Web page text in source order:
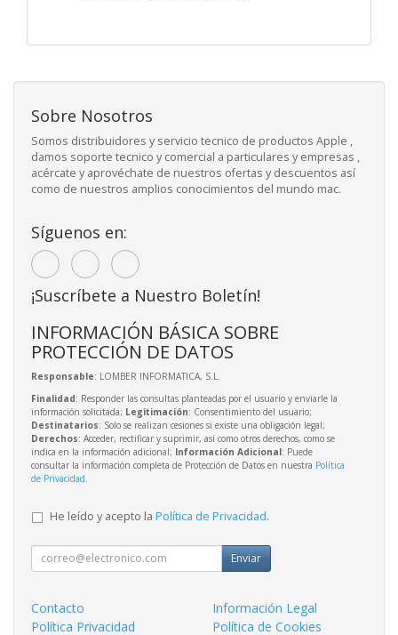
Sobre Nosotros
Somos distribuidores y servicio tecnico de productos Apple ,
damos soporte tecnico y comercial a particulares y empresas ,
acércate y aprovéchate de nuestros ofertas y descuentos así
como de nuestros amplios conocimientos del mundo mac.
Síguenos en:
¡Suscríbete a Nuestro Boletín!
INFORMACIÓN BÁSICA SOBRE
PROTECCIÓN DE DATOS
Responsable: LOMBER INFORMATICA, S.L.
Finalidad: Responder las consultas planteadas por el usuario y enviarle la
información solicitada; Legitimación: Consentimiento del usuario;
Destinatarios: Solo se realizan cesiones si existe una obligación legal;
Derechos: Acceder, rectificar y suprimir, así como otros derechos, como se
indica en la información adicional; Información Adicional: Puede
consultar la información completa de Protección de Datos en nuestra Política
de Privacidad
He leído y acepto la Política de Privacidad.
Enviar
Contacto
Información Legal
Política Privacidad
Política de Cookies